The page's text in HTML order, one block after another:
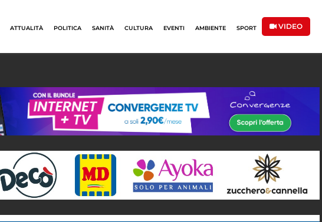
ATTUALITÀ POLITICA SANITÀ CULTURA EVENTI AMBIENTE SPORT VIDEO